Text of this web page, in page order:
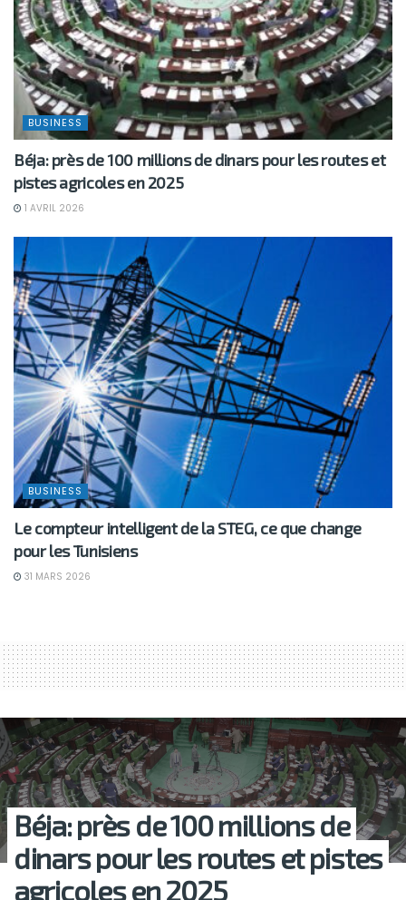
BUSINESS
Béja: près de 100 millions de dinars pour les routes et
pistes agricoles en 2025
1 AVRIL 2026
BUSINESS
Le compteur intelligent de la STEG, ce que change
pour les Tunisiens
31 MARS 2026
Béja: près de 100 millions de
dinars pour les routes et pistes
agricoles en 2025